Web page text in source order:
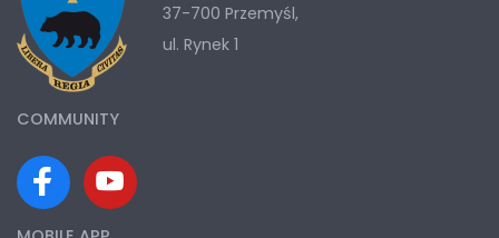
37-700 Przemyśl,
ul. Rynek 1
COMMUNITY